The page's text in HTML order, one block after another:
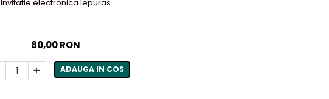
Invitatie electronica Iepuras
80,00 RON
ADAUGA IN COS